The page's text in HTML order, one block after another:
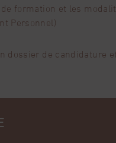
formation et les
Personnel)
dossier de candidature